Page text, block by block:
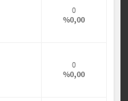
0
%0,00
0
%0,00